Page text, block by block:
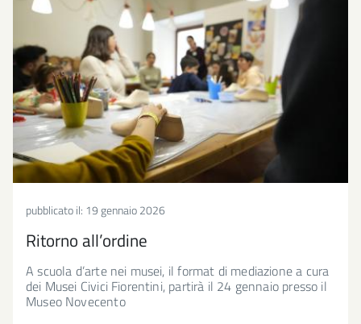
pubblicato il: 19 gennaio 2026
Ritorno all’ordine
A scuola d’arte nei musei, il format di mediazione a cura
dei Musei Civici Fiorentini, partirà il 24 gennaio presso il
Museo Novecento